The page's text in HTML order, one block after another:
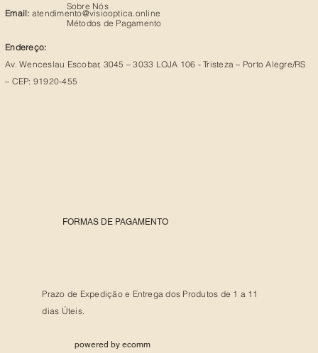
FORMAS DE PAGAMENTO
Prazo de Expedição e Entrega dos Produtos de 1 a 11
dias Úteis.
powered by ecomm
Sobre Nós
Métodos de Pagamento
Email: atendimento@visiooptica.online
Endereço:
Av. Wenceslau Escobar, 3045 – 3033 LOJA 106 - Tristeza – Porto Alegre/RS
– CEP: 91920-455